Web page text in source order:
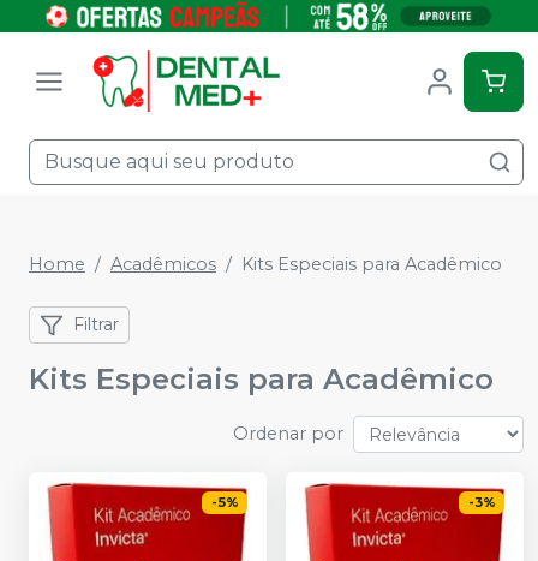
Home Acadêmicos Kits Especiais para Acadêmico
Filtrar
Kits Especiais para Acadêmico
Ordenar por
-5% -3%